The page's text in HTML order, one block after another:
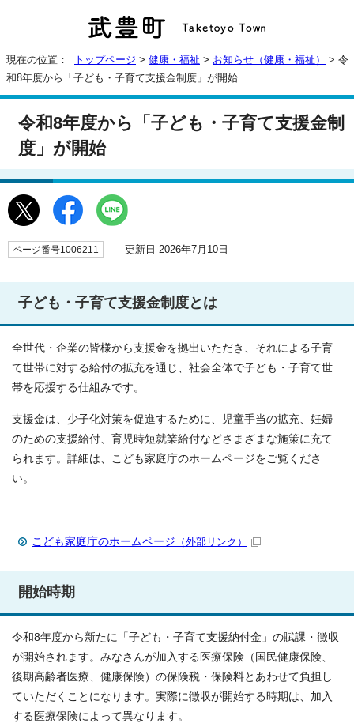
現在の位置： トップページ > 健康・福祉 > お知らせ（健康・福祉）
> 令
和8年度から「子ども・子育て支援金制度」が開始
令和8年度から「子ども・子育て支援金制
度」が開始
ページ番号1006211 更新日 2026年7月10日
子ども・子育て支援金制度とは
全世代・企業の皆様から支援金を拠出いただき、それによる子育
て世帯に対する給付の拡充を通じ、社会全体で子ども・子育て世
帯を応援する仕組みです。
支援金は、少子化対策を促進するために、児童手当の拡充、妊婦
のための支援給付、育児時短就業給付などさまざまな施策に充て
られます。詳細は、こども家庭庁のホームページをご覧くださ
い。
こども家庭庁のホームページ （外部リンク）
開始時期
令和8年度から新たに「子ども・子育て支援納付金」の賦課・徴収
が開始されます。みなさんが加入する医療保険（国民健康保険、
後期高齢者医療、健康保険）の保険税・保険料とあわせて負担し
ていただくことになります。実際に徴収が開始する時期は、加入
する医療保険によって異なります。